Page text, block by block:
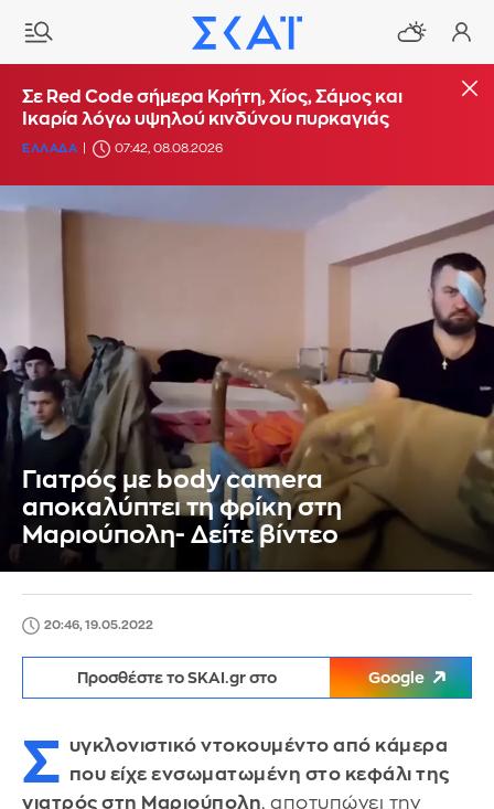
Σε Red Code σήμερα Κρήτη, Χίος, Σάμος και
Ικαρία λόγω υψηλού κινδύνου πυρκαγιάς
ΕΛΛΑΔΑ 07:42, 08.08.2026
Γιατρός με body camera
αποκαλύπτει τη φρίκη στη
Μαριούπολη- Δείτε βίντεο
20:46, 19.05.2022
Προσθέστε το SKAI.gr στο Google
Σ υγκλονιστικό ντοκουμέντο από κάμερα
που είχε ενσωματωμένη στο κεφάλι της
γιατρός στη Μαριούπολη, αποτυπώνει την